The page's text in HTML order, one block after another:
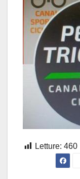
Letture: 460